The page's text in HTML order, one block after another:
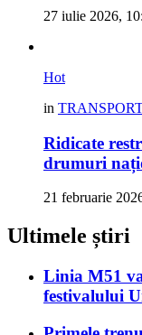
27 iulie 2026,
Hot
in
Ridicate
drumuri
21 februarie
Ultimele știri
Linia M51
festivalului